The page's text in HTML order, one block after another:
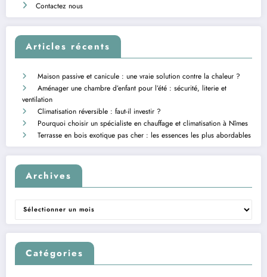
Contactez nous
Articles récents
Maison passive et canicule : une vraie solution contre la chaleur ?
Aménager une chambre d’enfant pour l’été : sécurité, literie et
ventilation
Climatisation réversible : faut-il investir ?
Pourquoi choisir un spécialiste en chauffage et climatisation à Nîmes
Terrasse en bois exotique pas cher : les essences les plus abordables
Archives
Archives
Catégories